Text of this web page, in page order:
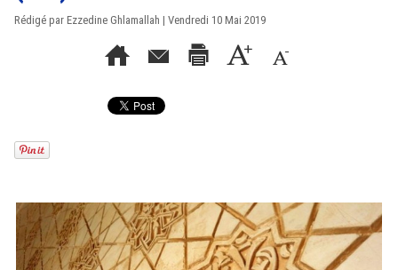
Rédigé par Ezzedine Ghlamallah | Vendredi 10 Mai 2019